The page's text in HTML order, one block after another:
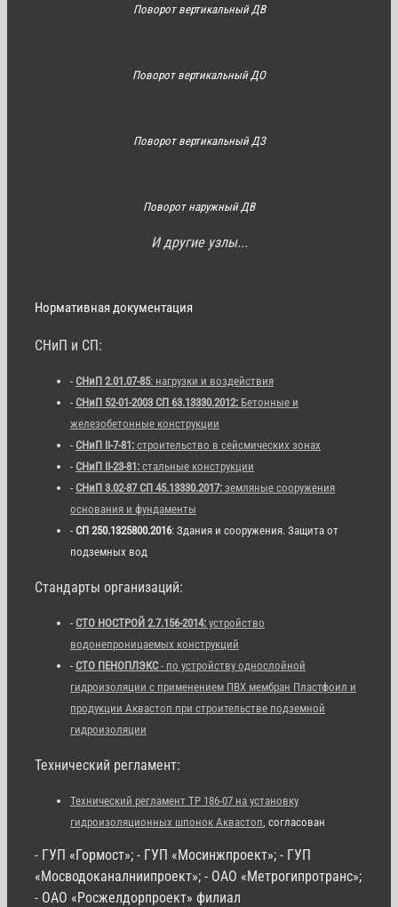
Поворот вертикальный ДВ
Поворот вертикальный ДО
Поворот вертикальный ДЗ
Поворот наружный ДВ
И другие узлы...
Нормативная документация
СНиП и СП:
- СНиП 2.01.07-85: нагрузки и воздействия
- СНиП 52-01-2003 СП 63.13330.2012: Бетонные и
железобетонные конструкции
- СНиП II-7-81: строительство в сейсмических зонах
- СНиП II-23-81: стальные конструкции
- СНиП 3.02-87 СП 45.13330.2017: земляные сооружения
основания и фундаменты
- СП 250.1325800.2016: Здания и сооружения. Защита от
подземных вод
Стандарты организаций:
- СТО НОСТРОЙ 2.7.156-2014: устройство
водонепроницаемых конструкций
- СТО ПЕНОПЛЭКС- по устройству однослойной
гидроизоляции с применением ПВХ мембран Пластфоил и
продукции Аквастоп при строительстве подземной
гидроизоляции
Технический регламент:
Технический регламент ТР 186-07 на установку
гидроизоляционных шпонок Аквастоп, согласован
- ГУП «Гормост»; - ГУП «Мосинжпроект»; - ГУП
«Мосводоканалниипроект»; - ОАО «Метрогипротранс»;
- ОАО «Росжелдорпроект» филиал